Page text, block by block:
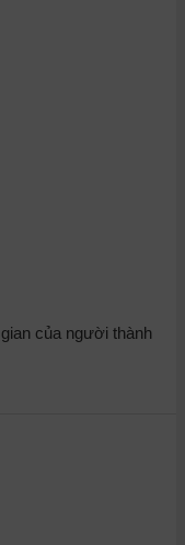
của người thành